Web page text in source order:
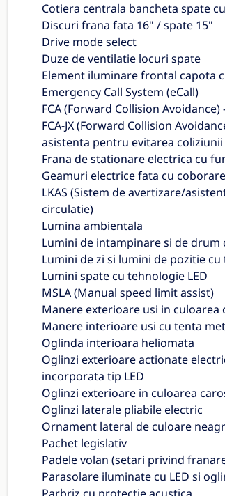
Cotiera centrala bancheta spate
Discuri frana fata 16" / spate 15"
Drive mode select
Duze de ventilatie locuri spate
Element iluminare frontal capota
Emergency Call System (eCall)
FCA (Forward Collision Avoidance)
FCA-JX (Forward Collision
asistenta pentru evitarea
Frana de stationare electrica cu
Geamuri electrice fata cu
LKAS (Sistem de avertizare/
circulatie)
Lumina ambientala
Lumini de intampinare si de drum
Lumini de zi si lumini de pozitie cu
Lumini spate cu tehnologie LED
MSLA (Manual speed limit assist)
Manere exterioare usi in culoarea
Manere interioare usi cu tenta
Oglinda interioara heliomata
Oglinzi exterioare actionate
incorporata tip LED
Oglinzi exterioare in culoarea
Oglinzi laterale pliabile electric
Ornament lateral de culoare
Pachet legislativ
Padele volan (setari privind
Parasolare iluminate cu LED si